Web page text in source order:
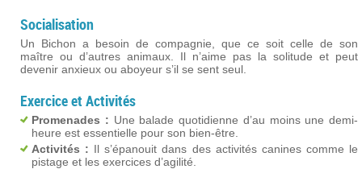
Socialisation
Un Bichon a besoin de compagnie, que ce soit celle de son
maître ou d’autres animaux. Il n’aime pas la solitude et peut
devenir anxieux ou aboyeur s’il se sent seul.
Exercice et Activités
Promenades : Une balade quotidienne d’au moins une demi-
heure est essentielle pour son bien-être.
Activités : Il s’épanouit dans des activités canines comme le
pistage et les exercices d’agilité.